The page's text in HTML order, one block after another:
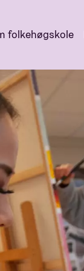
folkehøgskole